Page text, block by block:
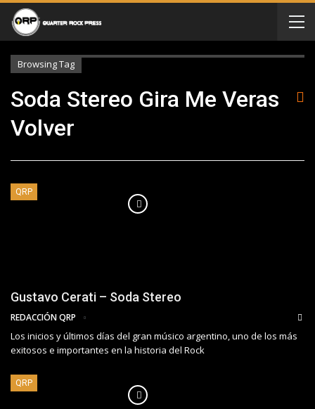
Browsing Tag
Soda Stereo Gira Me Veras
Volver
QRP
Gustavo Cerati – Soda Stereo
REDACCIÓN QRP
Los inicios y últimos días del gran músico argentino, uno de los más
exitosos e importantes en la historia del Rock
QRP